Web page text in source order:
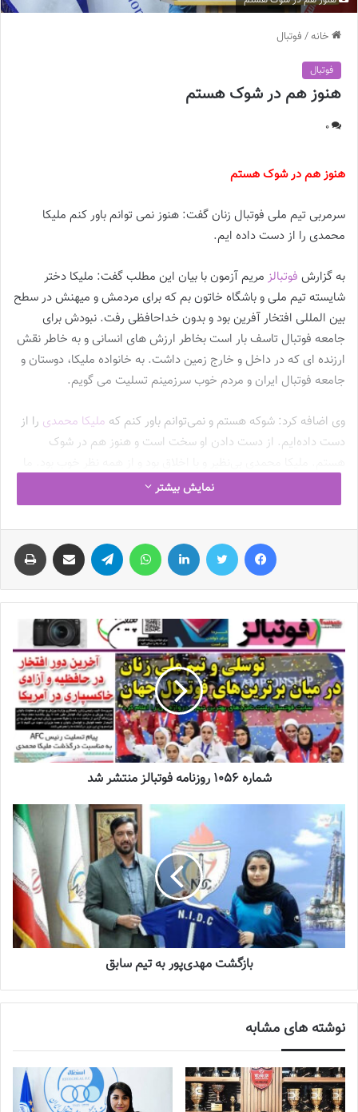
خانه/ فوتبال
فوتبال
هنوز هم در شوک هستم
0
هنوز هم در شوک هستم
سرمربی تیم ملی فوتبال زنان گفت: هنوز نمی توانم باور کنم ملیکا
محمدی را از دست داده ایم.
به گزارش فوتبالز مریم آزمون با بیان این مطلب گفت: ملیکا دختر
شایسته تیم ملی و باشگاه خاتون بم که برای مردمش و میهنش در سطح
بین المللی افتخار آفرین بود و بدون خداحافظی رفت. نبودش برای
جامعه فوتبال تاسف بار است بخاطر ارزش های انسانی و به خاطر نقش
ارزنده ای که در داخل و خارج زمین داشت. به خانواده ملیکا، دوستان و
جامعه فوتبال ایران و مردم خوب سرزمینم تسلیت می گویم.
وی اضافه کرد: شوکه هستم و نمی‌توانم باور کنم که ملیکا محمدی را از
دست داده‌ایم. از دست دادن او سخت است و هنوز هم در شوک
بازیکنی را از دست دادیم که با ۲۳سال سن جزو سرمایه اجتماعی این
مملکت بود. چه اخلاقی و چه فنی شاید سالها جایگزینی برای ملیکا در
تیم ملی پیدا نشود.
شایان ذکر است سرپرست نایب رئیسی زنان پیشتر گفته بود با همکاری
وزارت ورزش و جوانان و معاونت زنان وزارت ورزش و سازمان لیگ فوتبال
مقرر شد تا روز یکشنبه دهم دیماه در ورزشگاه آزادی از ساعت ۱۰:۰۰ با
ملیکا محمدی، بازیکن تیم ملی فوتبال وداع کنیم.از جامعهفوتبال و
فوتسال زنانو همه عزیزان دعوت می کنیم تا در مراسم وداع این عزیز
درگذشته ما را همراهی کنند.
نوشته های مشابه
چالش هاى ليست جدید تيم ملى فوتبال
زنان
2023-06-14
تازه‌ترین خبرها از درمان ۲ ملی‌پوش فوتبال
زنان
2023-12-24
دعوت آزمون از 30 بازیکن به اردوی تیم ملی
2023-03-21
آینده درخشانی در انتظار فوتبال بانوان است
2022-12-10
💻منبع:فدراسیون فوتبال 📸عکس:فدراسیون فوتبال
نمایش بیشتر
شماره 1056 روزنامه فوتبالز منتشر شد
بازگشت مهدى‌پور به تیم سابق
نوشته های مشابه